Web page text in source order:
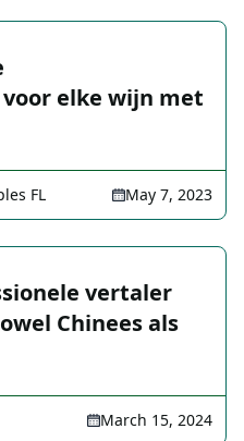
elke wijn met
FL May 7, 2023
vertaler
Chinees als
March 15, 2024